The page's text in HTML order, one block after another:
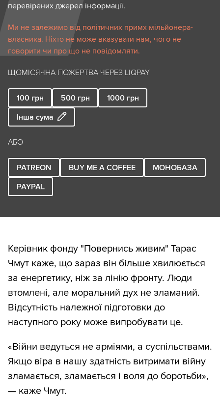
перевірених джерел інформації.
Ми не залежимо від політичних примх мільйонера-
власника. Ніхто не може вказувати нам, чого не
говорити чи про що не повідомляти.
ЩОМІСЯЧНА ПОЖЕРТВА ЧЕРЕЗ LIQPAY
100 грн 500 грн 1000 грн
Інша сума
АБО
PATREON BUY ME A COFFEE
МОНОБАЗА
PAYPAL
Керівник фонду "Повернись живим" Тарас
Чмут каже, що зараз він більше хвилюється
за енергетику, ніж за лінію фронту. Люди
втомлені, але моральний дух не зламаний.
Відсутність належної підготовки до
наступного року може випробувати це.
«Війни ведуться не арміями, а суспільствами.
Якщо віра в нашу здатність витримати війну
зламається, зламається і воля до боротьби»,
— каже Чмут.